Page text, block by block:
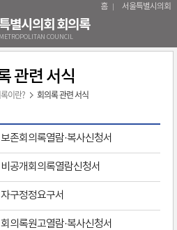
별시의회 회의록
COUNCIL
홈 서울특별시의회
관련 서식
이란? 회의록 관련 서식
보존회의록열람·복사신청서
비공개회의록열람신청서
자구정정요구서
회의록원고열람·복사신청서